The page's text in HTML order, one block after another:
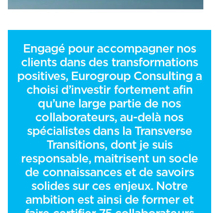
Engagé pour accompagner nos
clients dans des transformations
positives, Eurogroup Consulting a
choisi d’investir fortement afin
qu’une large partie de nos
collaborateurs, au-delà nos
spécialistes dans la Transverse
Transitions, dont je suis
responsable, maitrisent un socle
de connaissances et de savoirs
solides sur ces enjeux. Notre
ambition est ainsi de former et